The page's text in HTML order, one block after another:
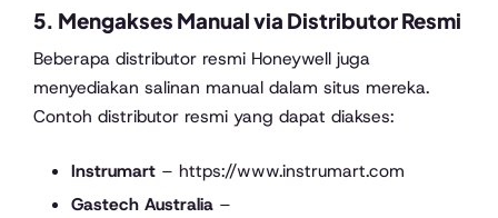
5. Mengakses Manual via Distributor Resmi
Beberapa distributor resmi Honeywell juga
menyediakan salinan manual dalam situs mereka.
Contoh distributor resmi yang dapat diakses:
Instrumart– https://www.instrumart.com
Gastech Australia–